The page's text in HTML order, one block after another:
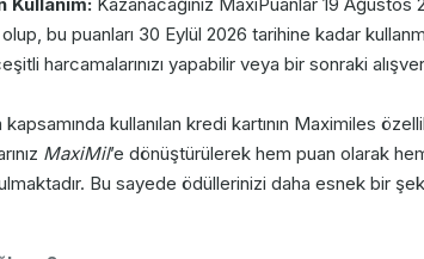
Kullanım: Kazanacağınız MaxiPuanlar 19 Ağustos
bu puanları 30 Eylül 2026 tarihine kadar
harcamalarınızı yapabilir veya bir sonraki
kullanılan kredi kartının Maximiles
MaxiMil’e dönüştürülerek hem puan olarak
Bu sayede ödüllerinizi daha esnek bir